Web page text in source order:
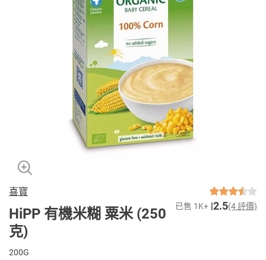
喜寶
HiPP 有機米糊 粟米 (250
克)
已售 1K+ 2.5(4 評價)
200G